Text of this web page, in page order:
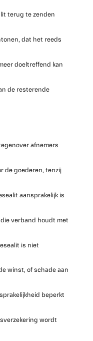
terug te zenden
dat het reeds
doeltreffend kan
de resterende
afnemers
de goederen, tenzij
aansprakelijk is
verband houdt met
is niet
winst, of schade aan
beperkt
wordt